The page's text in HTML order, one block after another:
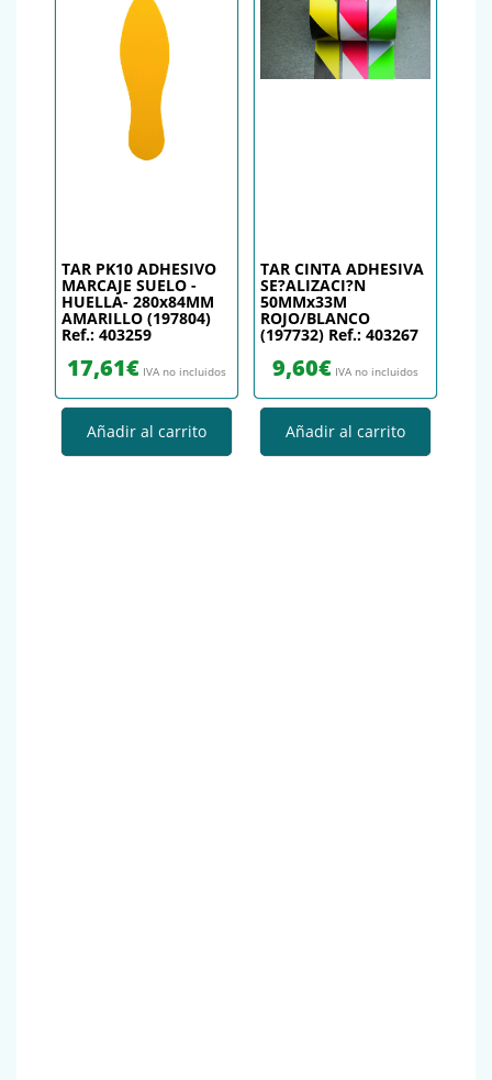
TAR PK10 ADHESIVO
MARCAJE SUELO -
HUELLA- 280x84MM
AMARILLO (197804)
Ref.: 403259
17,61€ IVA no incluidos
Añadir al carrito
TAR CINTA ADHESIVA
SE?ALIZACI?N
50MMx33M
ROJO/BLANCO
(197732) Ref.: 403267
9,60€ IVA no incluidos
Añadir al carrito